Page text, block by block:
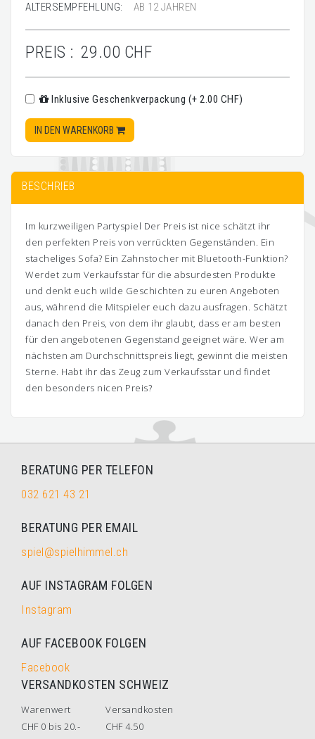
ALTERSEMPFEHLUNG:
AB 12 JAHREN
PREIS : 29.00 CHF
Inklusive Geschenkverpackung (+ 2.00 CHF)
IN DEN WARENKORB
BESCHRIEB
Im kurzweiligen Partyspiel Der Preis ist nice schätzt ihr
den perfekten Preis von verrückten Gegenständen. Ein
stacheliges Sofa? Ein Zahnstocher mit Bluetooth-Funktion?
Werdet zum Verkaufsstar für die absurdesten Produkte
und denkt euch wilde Geschichten zu euren Angeboten
aus, während die Mitspieler euch dazu ausfragen. Schätzt
danach den Preis, von dem ihr glaubt, dass er am besten
für den angebotenen Gegenstand geeignet wäre. Wer am
nächsten am Durchschnittspreis liegt, gewinnt die meisten
Sterne. Habt ihr das Zeug zum Verkaufsstar und findet
den besonders nicen Preis?
BERATUNG PER TELEFON
032 621 43 21
BERATUNG PER EMAIL
spiel@spielhimmel.ch
AUF INSTAGRAM FOLGEN
Instagram
AUF FACEBOOK FOLGEN
Facebook
VERSANDKOSTEN SCHWEIZ
Warenwert
Versandkosten
CHF 0 bis 20.-
CHF 4.50